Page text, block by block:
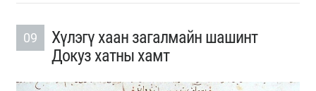
09
Хүлэгү хаан загалмайн шашинт
Докуз хатны хамт